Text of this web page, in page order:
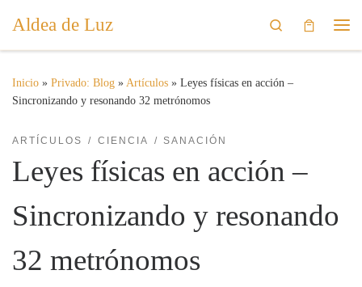
Saltar al contenido
Aldea de Luz
Search
Inicio » Privado: Blog » Artículos » Leyes físicas en acción –
Sincronizando y resonando 32 metrónomos
ARTÍCULOS CIENCIA SANACIÓN
Leyes físicas en acción –
Sincronizando y resonando
32 metrónomos